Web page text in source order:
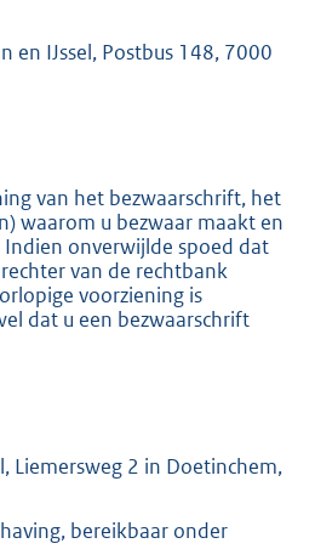
en IJssel, Postbus 148, 7000
van het bezwaarschrift, het
waarom u bezwaar maakt en
onverwijlde spoed dat
van de rechtbank
voorziening is
dat u een bezwaarschrift
Liemersweg 2 in Doetinchem,
bereikbaar onder